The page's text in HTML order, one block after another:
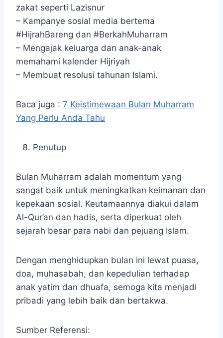
zakat seperti Lazisnur
– Kampanye sosial media bertema
#HijrahBareng dan #BerkahMuharram
– Mengajak keluarga dan anak-anak
memahami kalender Hijriyah
– Membuat resolusi tahunan Islami.
Baca juga : 7 Keistimewaan Bulan Muharram
Yang Perlu Anda Tahu
Penutup
Bulan Muharram adalah momentum yang
sangat baik untuk meningkatkan keimanan dan
kepekaan sosial. Keutamaannya diakui dalam
Al-Qur’an dan hadis, serta diperkuat oleh
sejarah besar para nabi dan pejuang Islam.
Dengan menghidupkan bulan ini lewat puasa,
doa, muhasabah, dan kepedulian terhadap
anak yatim dan dhuafa, semoga kita menjadi
pribadi yang lebih baik dan bertakwa.
Sumber Referensi: